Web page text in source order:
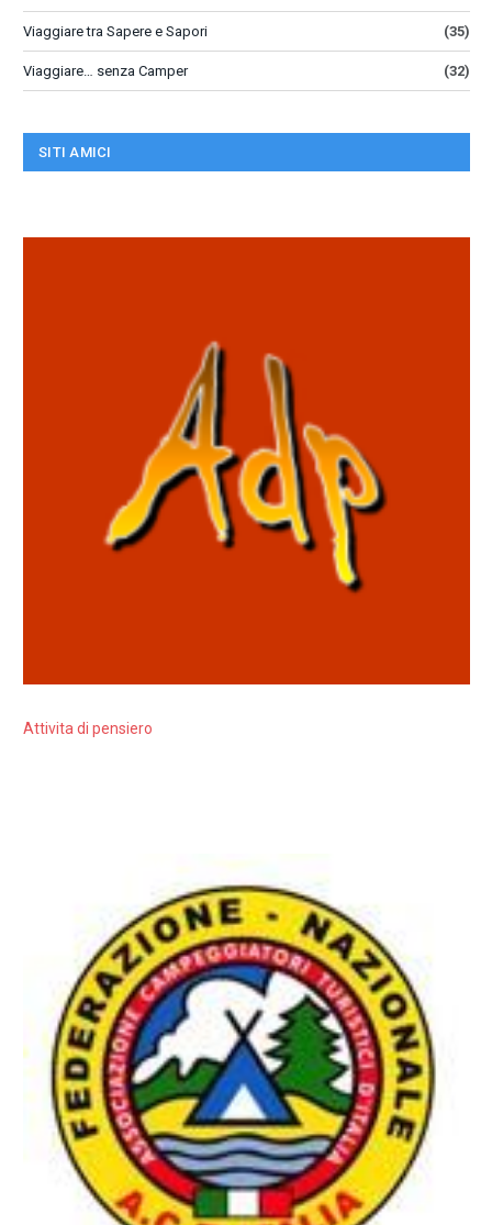
Viaggiare tra Sapere e Sapori (35)
Viaggiare… senza Camper (32)
SITI AMICI
Attivita di pensiero